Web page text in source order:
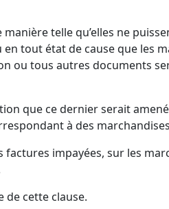
manière telle qu’elles ne
tout état de cause que les
ou tous autres documents
que ce dernier serait
à des
factures impayées, sur les
de cette clause.